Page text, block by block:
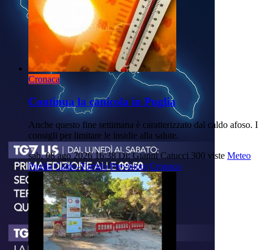
Cronaca
Continua la canicola in Puglia
Anche questo fine settimana è caratterizzato dal caldo afoso. I
consigli per limitare le insidie alla salute.
sab, 08 ago 2026 16:38 Di: Gianni Catucci 300 viste Meteo
Puglia Caldo-Torrido Previsioni Cronaca